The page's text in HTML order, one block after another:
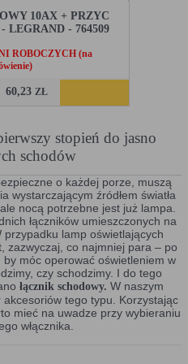
10AX + PRZYC
LEGRAND - 764509
ROBOCZYCH (na
60,23 ZŁ
stopień do jasno
schodów
o każdej porze, muszą
wystarczającym źródłem światła
nocą potrzebne jest już lampa.
łączników umieszczonych na
przypadku lamp oświetlających
zazwyczaj, co najmniej para – po
móc operować oświetleniem w
czy schodzimy. I do tego
łącznik schodowy. W naszym
tego typu. Korzystając
mieć na uwadze przy wybieraniu
włącznika.